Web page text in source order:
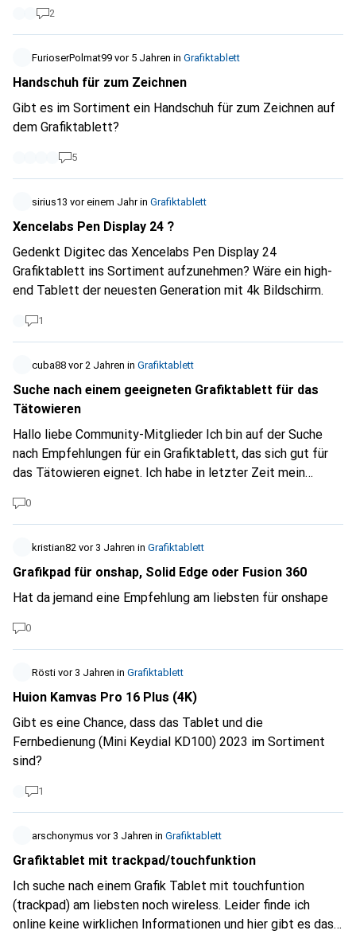
nur auf Papier gezeichnet habe. Habt ihr eine Idee, wo ich
etwas finden könnte? Beste Grüße!
2
FurioserPolmat99 vor 5 Jahren in Grafiktablett
Handschuh für zum Zeichnen
Gibt es im Sortiment ein Handschuh für zum Zeichnen auf
dem Grafiktablett?
5
sirius13 vor einem Jahrin Grafiktablett
Xencelabs Pen Display 24 ?
Gedenkt Digitec das Xencelabs Pen Display 24
Grafiktablett ins Sortiment aufzunehmen? Wäre ein high-
end Tablett der neuesten Generation mit 4k Bildschirm.
1
cuba88 vor 2 Jahren in Grafiktablett
Suche nach einem geeigneten Grafiktablett für das
Tätowieren
Hallo liebe Community-Mitglieder Ich bin auf der Suche
nach Empfehlungen für ein Grafiktablett, das sich gut für
das Tätowieren eignet. Ich habe in letzter Zeit mein
Tätowierungen entdeckt und möchte nun ein passendes
Werkzeug finden, um meine Fähigkeiten
weiterzuentwickeln. Es gibt eine Vielzahl von
Grafiktabletts auf dem Markt, und ich würde gerne von
einige Kriterien, die mir besonders wichtig sind: Präzision
und Druckempfindlichkeit: Da die Details bei
Tätowierungssoftware: Ich plane, spezielle Software für
das Tätowieren zu verwenden. Welche Grafiktabletts
arbeiten besonders gut mit dieser Art von Software
zusammen? Grösse und Komfort: Ein angemessenes
effizient arbeiten zu können. Preis-Leistungs-Verhältnis:
Ich bin auf der Suche nach einem Grafiktablett, das ein
gutes Preis-Leistungs-Verhältnis bietet und nicht
zwingend das teuerste Modell sein muss. Zusätzliche
Eigenschaften, die ein Grafiktablett für das Tätowieren
besonders gut geeignet machen? Ich freue mich über eure
Vorschläge, Erfahrungen und Empfehlungen. Wenn möglich,
0
kristian82 vor 3 Jahren in Grafiktablett
Grafikpad für onshap, Solid Edge oder Fusion 360
Hat da jemand eine Empfehlung am liebsten für onshape
0
Rösti vor 3 Jahren in Grafiktablett
Huion Kamvas Pro 16 Plus (4K)
Gibt es eine Chance, dass das Tablet und die
Fernbedienung (Mini Keydial KD100) 2023 im Sortiment
sind?
1
arschonymus vor 3 Jahren in Grafiktablett
Grafiktablet mit trackpad/touchfunktion
Ich suche nach einem Grafik Tablet mit touchfuntion
(trackpad) am liebsten noch wireless. Leider finde ich
online keine wirklichen Informationen und hier gibt es das